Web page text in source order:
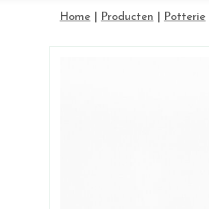
Home Producten Potterie